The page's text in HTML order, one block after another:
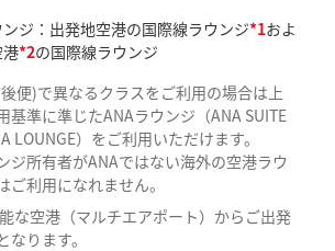
ジ：出発地空港の国際線ラウンジ*1およ
港*2の国際線ラウンジ
便)で異なるクラスをご利用の場合は上
基準に準じたANAラウンジ（ANA SUITE
LOUNGE）をご利用いただけます。
ジ所有者がANAではない海外の空港ラウ
ご利用になれません。
な空港（マルチエアポート）からご出発
ります。